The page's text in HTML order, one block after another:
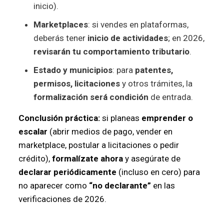
inicio).
Marketplaces: si vendes en plataformas,
deberás tener inicio de actividades; en 2026,
revisarán tu comportamiento tributario.
Estado y municipios: para patentes,
permisos, licitacionesy otros trámites, la
formalización será condición de entrada.
Conclusión práctica:si planeas emprender o
escalar (abrir medios de pago, vender en
marketplace, postular a licitaciones o pedir
crédito), formalízate ahoray asegúrate de
declarar periódicamente (incluso en cero) para
no aparecer como “no declarante” en las
verificaciones de 2026.